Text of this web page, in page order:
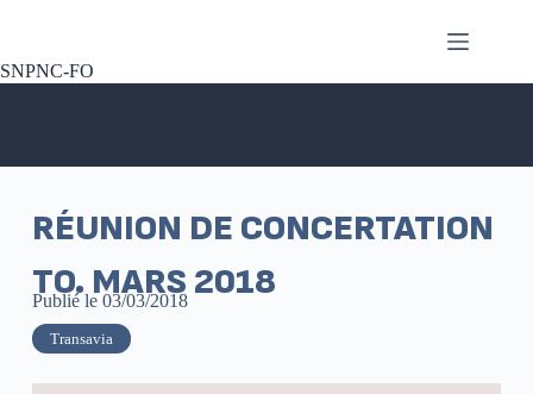
SNPNC-FO
RÉUNION DE CONCERTATION
TO. MARS 2018
Publié le 03/03/2018
Transavia